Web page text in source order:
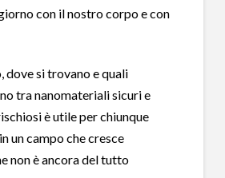
con il nostro corpo e con
dove si trovano e quali
tra nanomateriali sicuri e
è utile per chiunque
un campo che cresce
non è ancora del tutto